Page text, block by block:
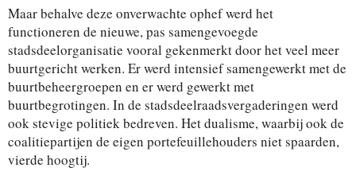
Maar behalve deze onverwachte ophef werd het
functioneren de nieuwe, pas samengevoegde
stadsdeelorganisatie vooral gekenmerkt door het veel meer
buurtgericht werken. Er werd intensief samengewerkt met de
buurtbeheergroepen en er werd gewerkt met
buurtbegrotingen. In de stadsdeelraadsvergaderingen werd
ook stevige politiek bedreven. Het dualisme, waarbij ook de
coalitiepartijen de eigen portefeuillehouders niet spaarden,
vierde hoogtij.